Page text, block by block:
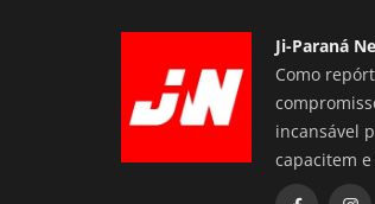
Ji-Paraná
Como
incansável
capacitem